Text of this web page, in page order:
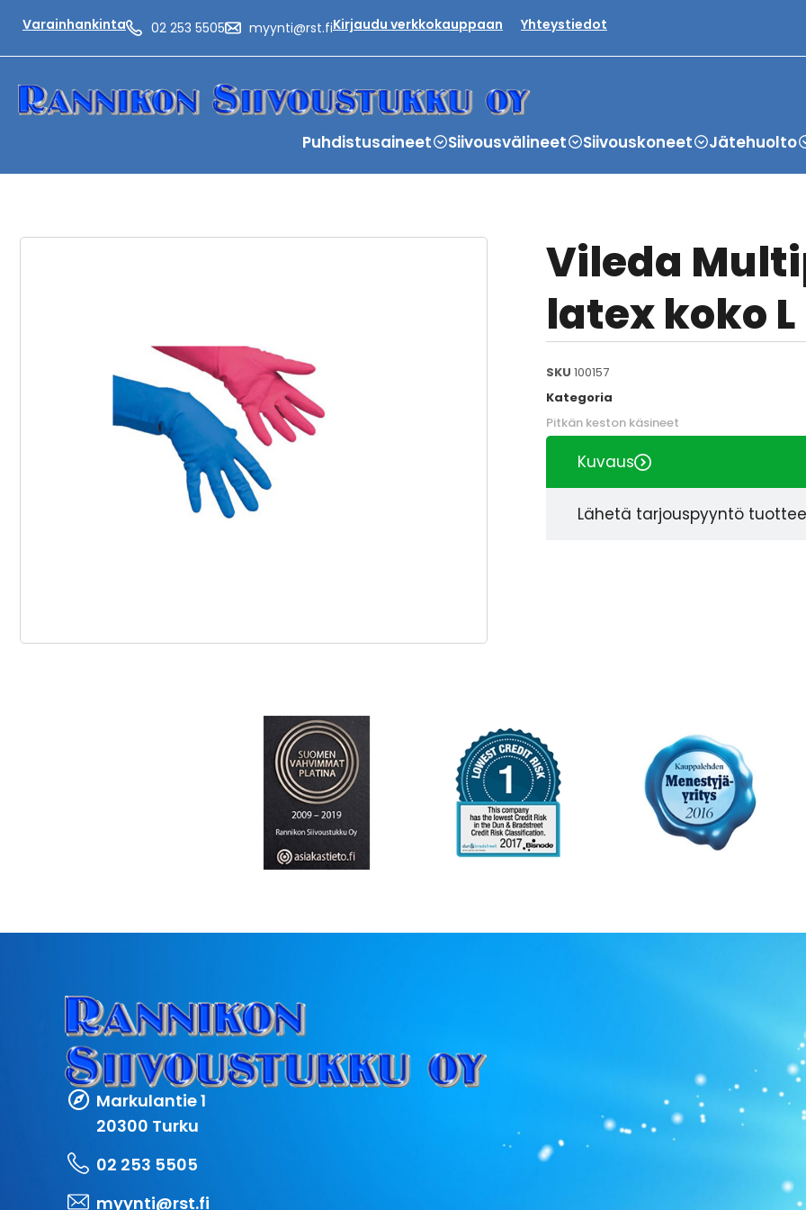
Varainhankinta 02 253 5505 myynti@rst.fiKirjaudu verkkokauppaan Yhteystiedot
Puhdistusaineet Siivousvälineet Siivouskoneet Jätehuolto
Vileda
latex koko L
SKU 100157
Kategoria
Pitkän keston käsineet
Kuvaus
Lähetä tarjouspyyntö
Markulantie 1
20300 Turku
02 253 5505
myynti@rst.fi